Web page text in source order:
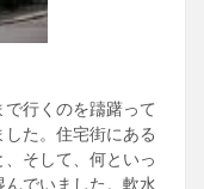
行くのを躊躇って
た。住宅街にある
そして、何といっ
んでいました。軟水